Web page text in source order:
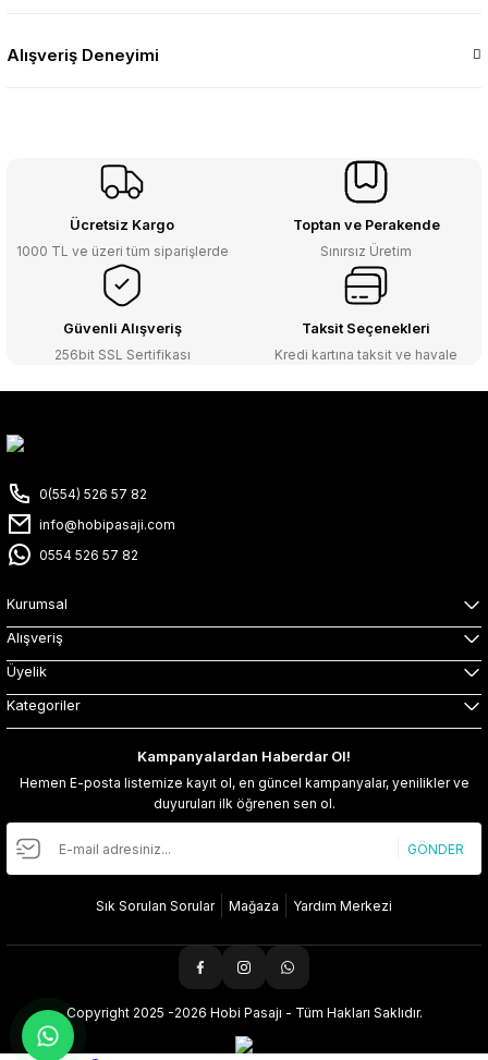
Alışveriş Deneyimi
Ücretsiz Kargo
1000 TL ve üzeri tüm siparişlerde
Toptan ve Perakende
Sınırsız Üretim
Güvenli Alışveriş
256bit SSL Sertifikası
Taksit Seçenekleri
Kredi kartına taksit ve havale
0(554) 526 57 82
info@hobipasaji.com
0554 526 57 82
Kurumsal
Alışveriş
Üyelik
Kategoriler
Kampanyalardan Haberdar Ol!
Hemen E-posta listemize kayıt ol, en güncel kampanyalar, yenilikler ve
duyuruları ilk öğrenen sen ol.
GÖNDER
Sık Sorulan Sorular Mağaza Yardım Merkezi
Copyright 2025 -2026 Hobi Pasajı - Tüm Hakları Saklıdır.